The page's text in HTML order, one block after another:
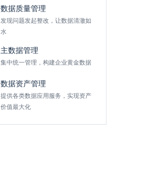
数据质量管理
发现问题发起整改，让数据清澈如
水
主数据管理
集中统一管理，构建企业黄金数据
数据资产管理
提供各类数据应用服务，实现资产
价值最大化